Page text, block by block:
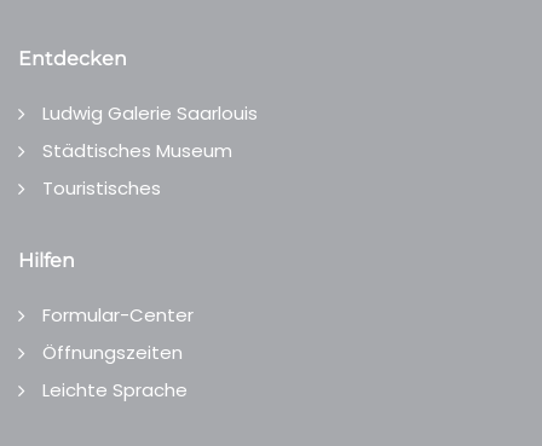
Entdecken
Ludwig Galerie Saarlouis
Städtisches Museum
Touristisches
Hilfen
Formular-Center
Öffnungszeiten
Leichte Sprache